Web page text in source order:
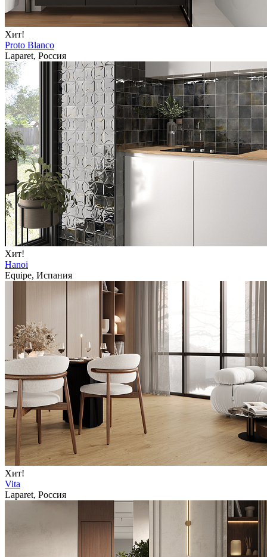
Хит!
Proto Blanco
Laparet, Россия
Хит!
Hanoi
Equipe, Испания
Хит!
Vita
Laparet, Россия